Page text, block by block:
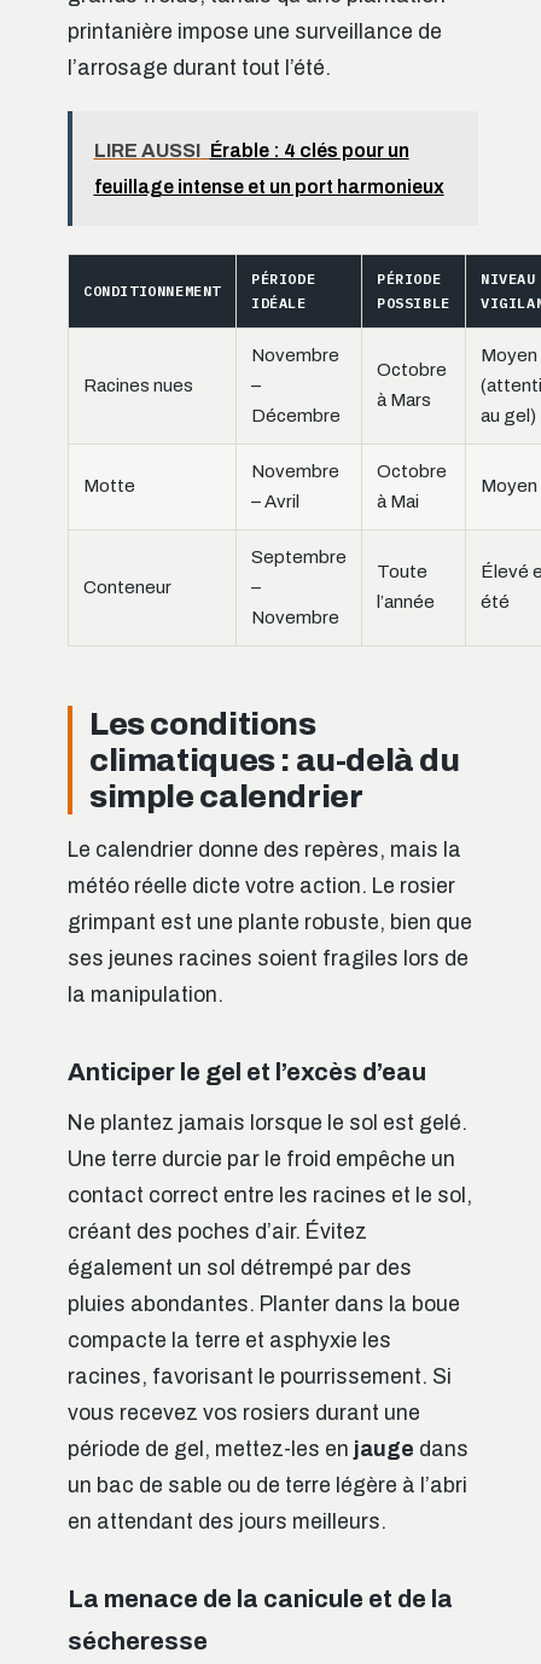
printanière impose une surveillance de
l’arrosage durant tout l’été.
LIRE AUSSI Érable : 4 clés pour un
feuillage intense et un port harmonieux
CONDITIONNEMENT
PÉRIODE
IDÉALE
PÉRIODE
POSSIBLE
Racines nues
Novembre
–
Décembre
Octobre
à Mars
Moyen
au gel)
Motte
Novembre
– Avril
Octobre
à Mai
Moyen
Conteneur
Septembre
–
Novembre
Toute
l’année
Élevé
été
Les conditions
climatiques : au-delà du
simple calendrier
Le calendrier donne des repères, mais la
météo réelle dicte votre action. Le rosier
grimpant est une plante robuste, bien que
ses jeunes racines soient fragiles lors de
la manipulation.
Anticiper le gel et l’excès d’eau
Ne plantez jamais lorsque le sol est gelé.
Une terre durcie par le froid empêche un
contact correct entre les racines et le sol,
créant des poches d’air. Évitez
également un sol détrempé par des
pluies abondantes. Planter dans la boue
compacte la terre et asphyxie les
racines, favorisant le pourrissement. Si
vous recevez vos rosiers durant une
période de gel, mettez-les en jauge dans
un bac de sable ou de terre légère à l’abri
en attendant des jours meilleurs.
La menace de la canicule et de la
sécheresse